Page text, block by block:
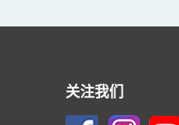
关注我们